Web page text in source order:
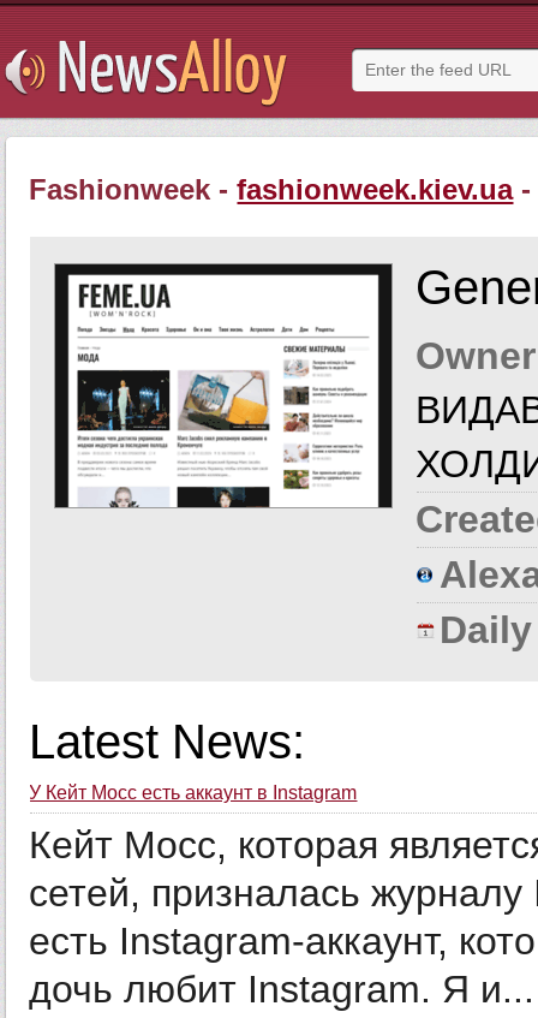
Fashionweek -fashionweek.kiev.ua-
Latest News:
У Кейт Мосс есть аккаунт в Instagram
Кейт Мосс, которая
сетей, призналась
есть Instagram-аккаунт,
дочь любит Instagram. Я и...